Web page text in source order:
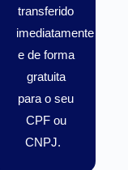
transferido
imediatamente
e de forma
gratuita
para o seu
CPF ou
CNPJ.